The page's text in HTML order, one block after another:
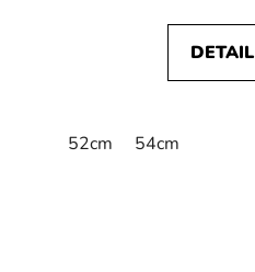
DETAIL
52cm 54cm